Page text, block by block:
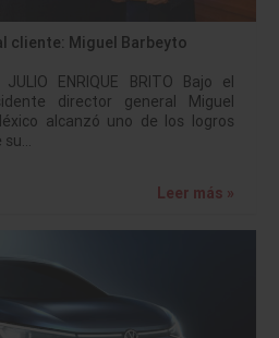
cliente: Miguel Barbeyto
ENRIQUE BRITO Bajo el
director general Miguel
alcanzó uno de los logros
su…
Leer más »